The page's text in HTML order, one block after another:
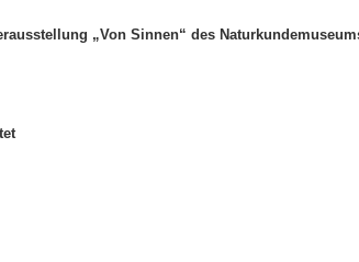
„Von Sinnen“ des